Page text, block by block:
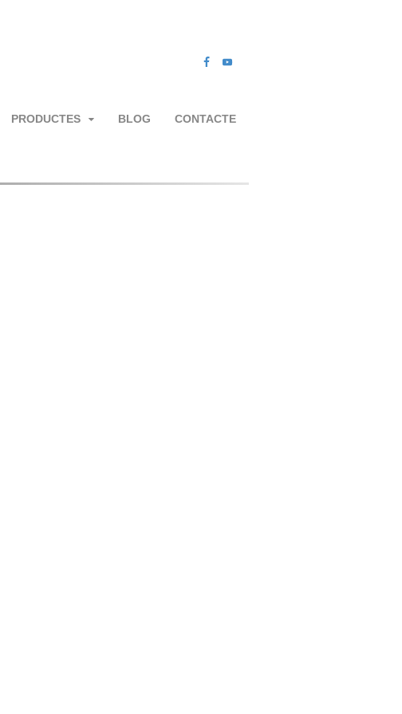
PRODUCTES BLOG CONTACTE